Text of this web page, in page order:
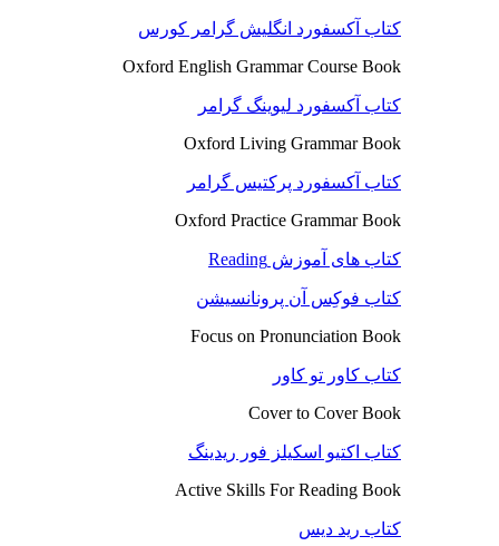
کتاب آکسفورد انگلیش گرامر کورس
Oxford English Grammar Course Book
کتاب آکسفورد لیوینگ گرامر
Oxford Living Grammar Book
کتاب آکسفورد پرکتیس گرامر
Oxford Practice Grammar Book
کتاب های آموزش Reading
کتاب فوکِس آن پرونانسیشن
Focus on Pronunciation Book
کتاب کاور تو کاور
Cover to Cover Book
کتاب اکتیو اسکیلز فور ریدینگ
Active Skills For Reading Book
کتاب رید دیس